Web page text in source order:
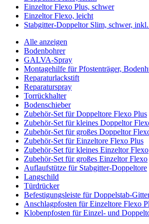
Einzeltor Flexo Plus, schwer
Einzeltor Flexo, leicht
Stabgitter-Doppeltor Slim, schwer,
Alle anzeigen
Bodenbohrer
GALVA-Spray
Montagehilfe für Pfostenträger,
Reparaturlackstift
Reparaturspray
Torrückhalter
Bodenschieber
Zubehör-Set für Doppeltore Flexo Plus
Zubehör-Set für kleines Doppeltor
Zubehör-Set für großes Doppeltor
Zubehör-Set für Einzeltore Flexo Plus
Zubehör-Set für kleines Einzeltor Flexo
Zubehör-Set für großes Einzeltor Flexo
Auflaufstütze für Stabgitter-Doppeltore
Langschild
Türdrücker
Befestigungsleiste für Doppelstab-
Anschlagpfosten für Einzeltore Flexo
Klobenpfosten für Einzel- und